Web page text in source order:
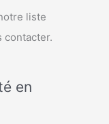
liste
contacter.
en